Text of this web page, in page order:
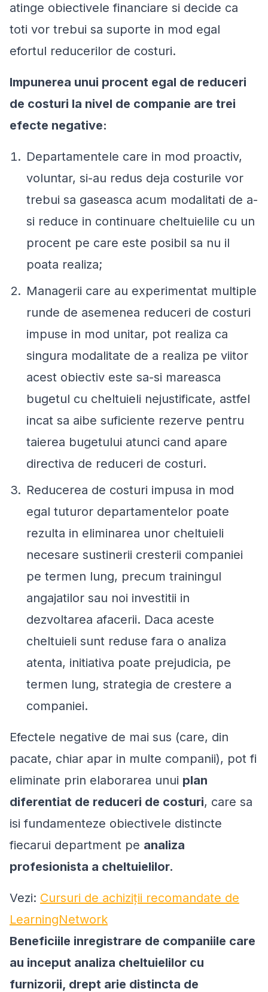
atinge obiectivele financiare si decide ca
toti vor trebui sa suporte in mod egal
efortul reducerilor de costuri.
Impunerea unui procent egal de reduceri
de costuri la nivel de companie are trei
efecte negative:
Departamentele care in mod proactiv,
voluntar, si-au redus deja costurile vor
trebui sa gaseasca acum modalitati de a-
si reduce in continuare cheltuielile cu un
procent pe care este posibil sa nu il
poata realiza;
Managerii care au experimentat multiple
runde de asemenea reduceri de costuri
impuse in mod unitar, pot realiza ca
singura modalitate de a realiza pe viitor
acest obiectiv este sa-si mareasca
bugetul cu cheltuieli nejustificate, astfel
incat sa aibe suficiente rezerve pentru
taierea bugetului atunci cand apare
directiva de reduceri de costuri.
Reducerea de costuri impusa in mod
egal tuturor departamentelor poate
rezulta in eliminarea unor cheltuieli
necesare sustinerii cresterii companiei
pe termen lung, precum trainingul
angajatilor sau noi investitii in
dezvoltarea afacerii. Daca aceste
cheltuieli sunt reduse fara o analiza
atenta, initiativa poate prejudicia, pe
termen lung, strategia de crestere a
companiei.
Efectele negative de mai sus (care, din
pacate, chiar apar in multe companii), pot fi
eliminate prin elaborarea unui plan
diferentiat de reduceri de costuri, care sa
isi fundamenteze obiectivele distincte
fiecarui department pe analiza
profesionista a cheltuielilor.
Vezi: Cursuri de achiziții recomandate de
LearningNetwork
Beneficiile inregistrare de companiile care
au inceput analiza cheltuielilor cu
furnizorii, drept arie distincta de